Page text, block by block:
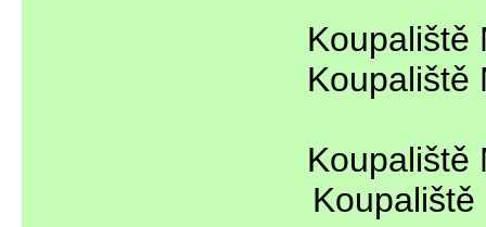
Koupaliště
Koupaliště
Koupaliště